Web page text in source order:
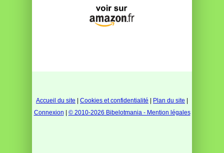
Accueil du site Cookies et confidentialité Plan du site
Connexion
© 2010-2026 Bibelotmania - Mention légales